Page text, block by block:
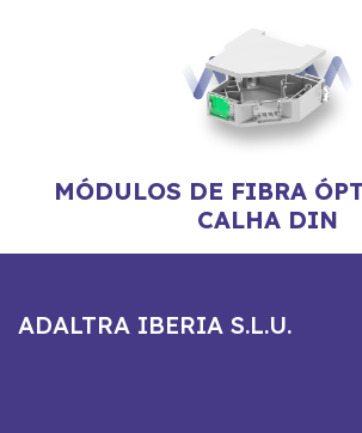
MÓDULOS DE FIBRA
CALHA DIN
ADALTRA IBERIA S.L.U.